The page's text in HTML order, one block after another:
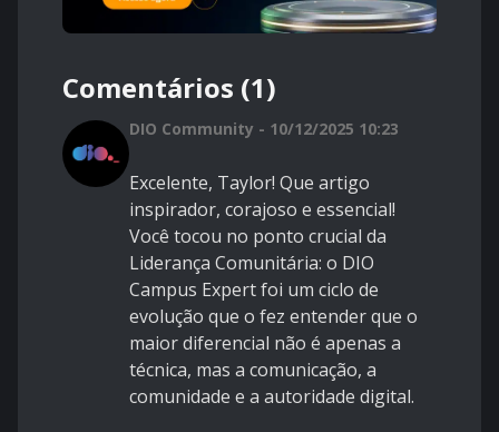
Comentários (1)
DIO Community - 10/12/2025 10:23
Excelente, Taylor! Que artigo
inspirador, corajoso e essencial!
Você tocou no ponto crucial da
Liderança Comunitária: o DIO
Campus Expert foi um ciclo de
evolução que o fez entender que o
maior diferencial não é apenas a
técnica, mas a comunicação, a
comunidade e a autoridade digital.